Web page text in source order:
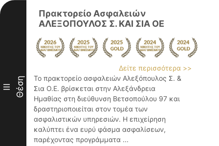
III Θέση
Πρακτορείο Ασφαλειών
ΑΛΕΞΟΠΟΥΛΟΣ Σ. ΚΑΙ ΣΙΑ ΟΕ
Δείτε περισσότερα >>
Το πρακτορείο ασφαλειών Αλεξόπουλος Σ. &
Σια Ο.Ε. βρίσκεται στην Αλεξάνδρεια
Ημαθίας στη διεύθυνση Βετσοπούλου 97 και
δραστηριοποιείται στον τομέα των
ασφαλιστικών υπηρεσιών. Η επιχείρηση
καλύπτει ένα ευρύ φάσμα ασφαλίσεων,
παρέχοντας προγράμματα ...